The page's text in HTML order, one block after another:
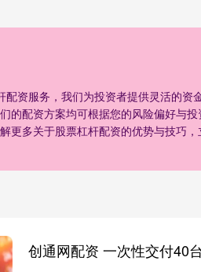
配资服务，我们为投资者提供灵活的
的配资方案均可根据您的风险偏好与
更多关于股票杠杆配资的优势与技巧，